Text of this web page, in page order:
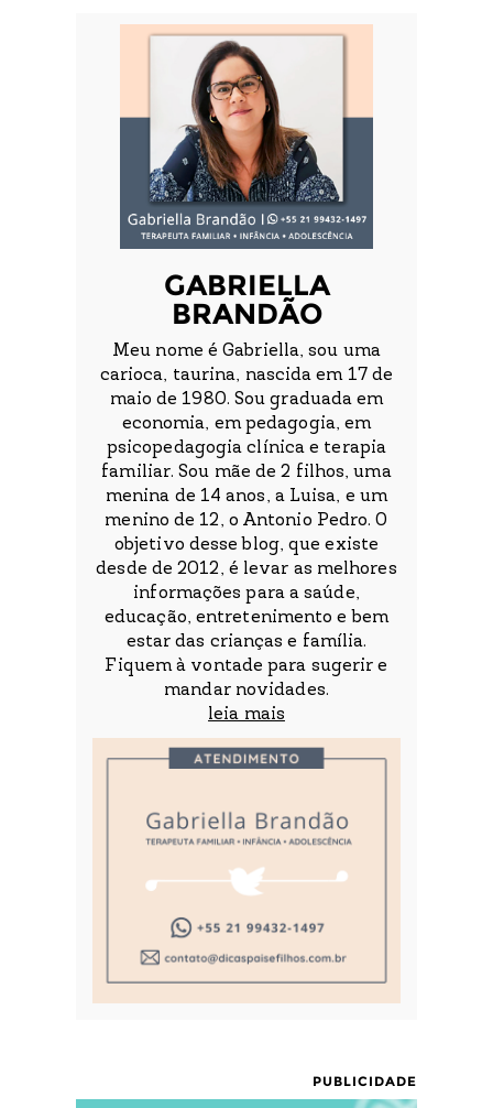
GABRIELLA
BRANDÃO
Meu nome é Gabriella, sou uma
carioca, taurina, nascida em 17 de
maio de 1980. Sou graduada em
economia, em pedagogia, em
psicopedagogia clínica e terapia
familiar. Sou mãe de 2 filhos, uma
menina de 14 anos, a Luisa, e um
menino de 12, o Antonio Pedro. O
objetivo desse blog, que existe
desde de 2012, é levar as melhores
informações para a saúde,
educação, entretenimento e bem
estar das crianças e família.
Fiquem à vontade para sugerir e
mandar novidades.
leia mais
PUBLICIDADE